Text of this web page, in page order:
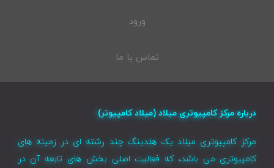
ورود
تماس با ما
درباره مرکز کامپیوتری میلاد (میلاد کامپیوتر)
مرکز کامپیوتری میلاد یک هلدینگ چند رشته ای در زمینه های
کامپیوتری می باشد، که فعالیت اصلی بخش های تابعه آن در